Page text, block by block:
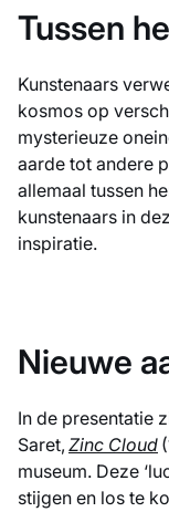
Tussen
Kunstenaars
kosmos op
mysterieuze
aarde tot andere
allemaal tussen
kunstenaars in
inspiratie.
Nieuwe
In de presentatie
Saret, Zinc Cloud
museum. Deze
stijgen en los te